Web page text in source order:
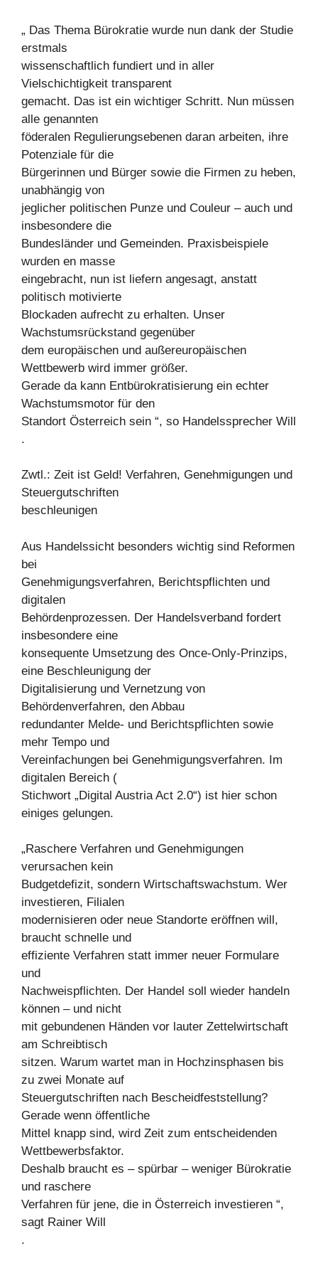
„ Das Thema Bürokratie wurde nun dank der Studie
erstmals
wissenschaftlich fundiert und in aller
Vielschichtigkeit transparent
gemacht. Das ist ein wichtiger Schritt. Nun müssen
alle genannten
föderalen Regulierungsebenen daran arbeiten, ihre
Potenziale für die
Bürgerinnen und Bürger sowie die Firmen zu heben,
unabhängig von
jeglicher politischen Punze und Couleur – auch und
insbesondere die
Bundesländer und Gemeinden. Praxisbeispiele
wurden en masse
eingebracht, nun ist liefern angesagt, anstatt
politisch motivierte
Blockaden aufrecht zu erhalten. Unser
Wachstumsrückstand gegenüber
dem europäischen und außereuropäischen
Wettbewerb wird immer größer.
Gerade da kann Entbürokratisierung ein echter
Wachstumsmotor für den
Standort Österreich sein “, so Handelssprecher Will
.
Zwtl.: Zeit ist Geld! Verfahren, Genehmigungen und
Steuergutschriften
beschleunigen
Aus Handelssicht besonders wichtig sind Reformen
bei
Genehmigungsverfahren, Berichtspflichten und
digitalen
Behördenprozessen. Der Handelsverband fordert
insbesondere eine
konsequente Umsetzung des Once-Only-Prinzips,
eine Beschleunigung der
Digitalisierung und Vernetzung von
Behördenverfahren, den Abbau
redundanter Melde- und Berichtspflichten sowie
mehr Tempo und
Vereinfachungen bei Genehmigungsverfahren. Im
digitalen Bereich (
Stichwort „Digital Austria Act 2.0“) ist hier schon
einiges gelungen.
„Raschere Verfahren und Genehmigungen
verursachen kein
Budgetdefizit, sondern Wirtschaftswachstum. Wer
investieren, Filialen
modernisieren oder neue Standorte eröffnen will,
braucht schnelle und
effiziente Verfahren statt immer neuer Formulare
und
Nachweispflichten. Der Handel soll wieder handeln
können – und nicht
mit gebundenen Händen vor lauter Zettelwirtschaft
am Schreibtisch
sitzen. Warum wartet man in Hochzinsphasen bis
zu zwei Monate auf
Steuergutschriften nach Bescheidfeststellung?
Gerade wenn öffentliche
Mittel knapp sind, wird Zeit zum entscheidenden
Wettbewerbsfaktor.
Deshalb braucht es – spürbar – weniger Bürokratie
und raschere
Verfahren für jene, die in Österreich investieren “,
sagt Rainer Will
.